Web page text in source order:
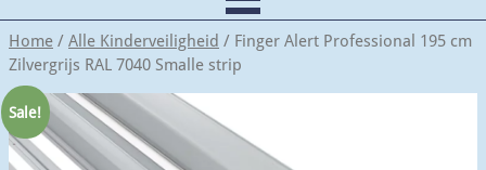
Home / Alle Kinderveiligheid / Finger Alert Professional 195 cm
Zilvergrijs RAL 7040 Smalle strip
Sale!